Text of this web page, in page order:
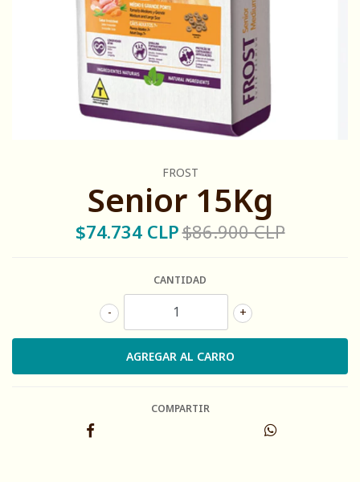
FROST
Senior 15Kg
$74.734 CLP$86.900 CLP
CANTIDAD
+
-
COMPARTIR